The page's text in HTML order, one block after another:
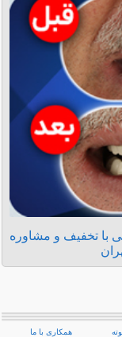
با تخفیف و مشاوره
همکاری با ما